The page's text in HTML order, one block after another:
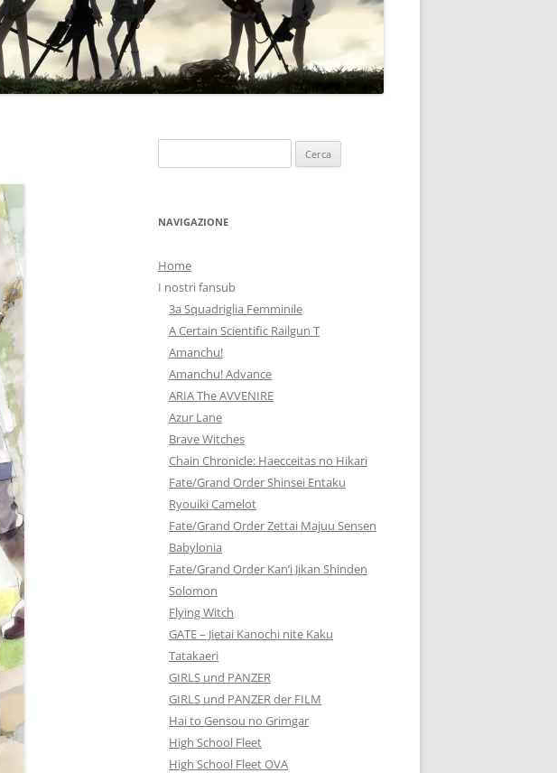
per:
NAVIGAZIONE
Home
I nostri fansub
3a Squadriglia Femminile
A Certain Scientific Railgun T
Amanchu!
Amanchu! Advance
ARIA The AVVENIRE
Azur Lane
Brave Witches
Chain Chronicle: Haecceitas no Hikari
Fate/Grand Order Shinsei Entaku
Ryouiki Camelot
Fate/Grand Order Zettai Majuu Sensen
Babylonia
Fate/Grand Order Kan’i Jikan Shinden
Solomon
Flying Witch
GATE – Jietai Kanochi nite Kaku
Tatakaeri
GIRLS und PANZER
GIRLS und PANZER der FILM
Hai to Gensou no Grimgar
High School Fleet
High School Fleet OVA